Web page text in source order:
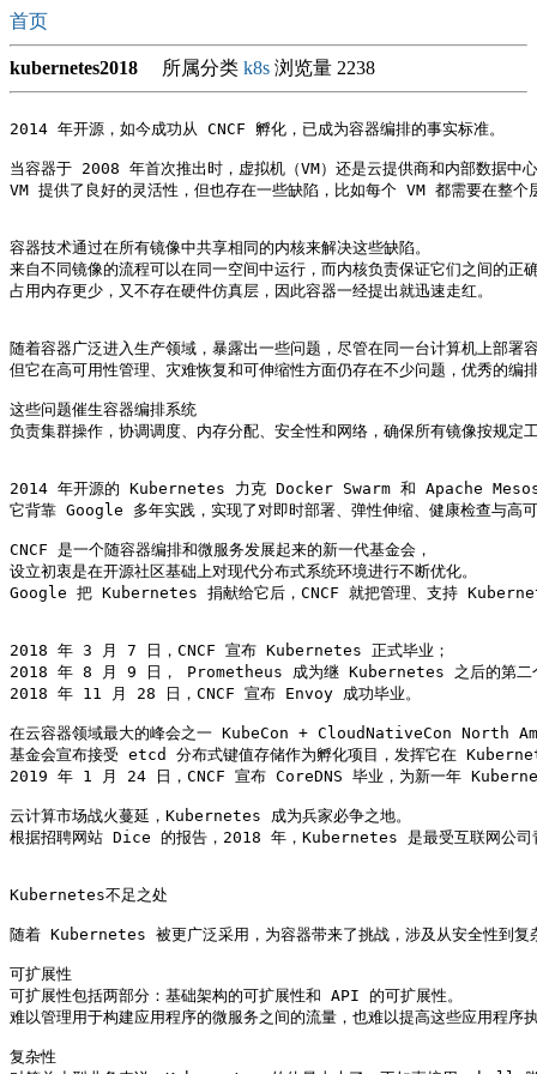
首页
kubernetes2018 所属分类 k8s 浏览量 2238
2014 年开源，如今成功从 CNCF 孵化，已成为容器编排的事实标准。
当容器于 2008 年首次推出时，虚拟机（VM）还是云提供商和内部数据中
VM 提供了良好的灵活性，但也存在一些缺陷，比如每个 VM 都需要在整
容器技术通过在所有镜像中共享相同的内核来解决这些缺陷。
来自不同镜像的流程可以在同一空间中运行，而内核负责保证它们之间的
占用内存更少，又不存在硬件仿真层，因此容器一经提出就迅速走红。
随着容器广泛进入生产领域，暴露出一些问题，尽管在同一台计算机上部署
但它在高可用性管理、灾难恢复和可伸缩性方面仍存在不少问题，优秀的编
这些问题催生容器编排系统
负责集群操作，协调调度、内存分配、安全性和网络，确保所有镜像按规定
2014 年开源的 Kubernetes 力克 Docker Swarm 和 Apache Mesos
它背靠 Google 多年实践，实现了对即时部署、弹性伸缩、健康检查与高
CNCF 是一个随容器编排和微服务发展起来的新一代基金会，
设立初衷是在开源社区基础上对现代分布式系统环境进行不断优化。
Google 把 Kubernetes 捐献给它后，CNCF 就把管理、支持
2018 年 3 月 7 日，CNCF 宣布 Kubernetes 正式毕业；
2018 年 8 月 9 日， Prometheus 成为继 Kubernetes 之后的第二
2018 年 11 月 28 日，CNCF 宣布 Envoy 成功毕业。
在云容器领域最大的峰会之一 KubeCon + CloudNativeCon North
基金会宣布接受 etcd 分布式键值存储作为孵化项目，发挥它在
2019 年 1 月 24 日，CNCF 宣布 CoreDNS 毕业，为新一年
云计算市场战火蔓延，Kubernetes 成为兵家必争之地。
根据招聘网站 Dice 的报告，2018 年，Kubernetes 是最受互联网公司
Kubernetes不足之处
随着 Kubernetes 被更广泛采用，为容器带来了挑战，涉及从安全性到复
可扩展性
可扩展性包括两部分：基础架构的可扩展性和 API 的可扩展性。
难以管理用于构建应用程序的微服务之间的流量，也难以提高这些应用程序
复杂性